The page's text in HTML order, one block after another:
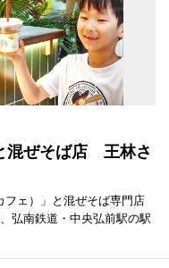
混ぜそば店 王林さ
ェ）」と混ぜそば専門店
弘南鉄道・中央弘前駅の駅